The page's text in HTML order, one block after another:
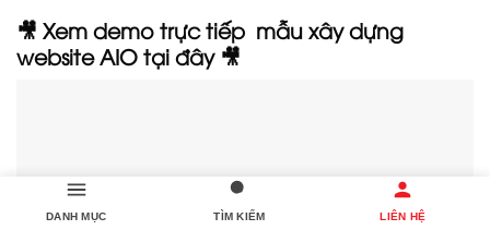
🎥 Xem demo trực tiếp mẫu xây dựng
website AIO tại đây 🎥
DANH MỤC TÌM KIẾM LIÊN HỆ